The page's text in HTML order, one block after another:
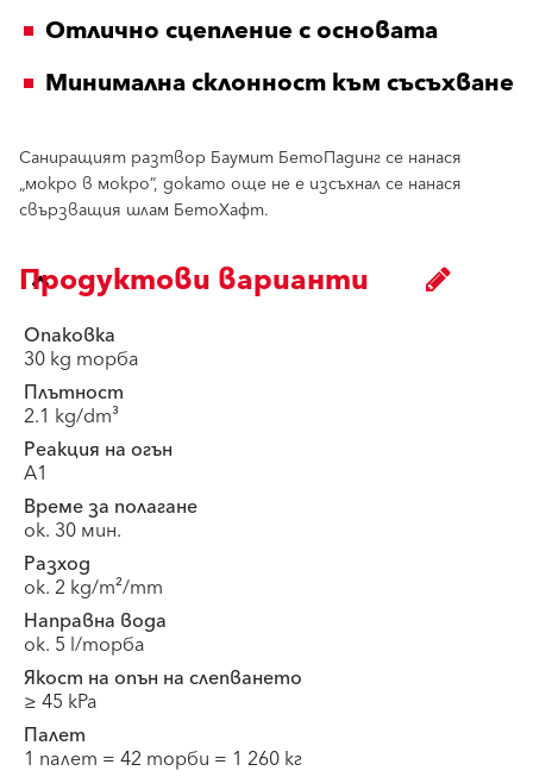
Отлично сцепление с основата
Минимална склонност към съсъхване
Саниращият разтвор Баумит БетоПадинг се нанася
„мокро в мокро”, докато още не е изсъхнал се нанася
свързващия шлам БетоХафт.
Продуктови варианти
Опаковка
30 kg торба
Плътност
2.1 kg/dm³
Реакция на огън
A1
Време за полагане
ок. 30 мин.
Разход
ок. 2 kg/m²/mm
Направна вода
ок. 5 l/торба
Якост на опън на слепването
≥ 45 kPa
Палет
1 палет = 42 торби = 1 260 кг